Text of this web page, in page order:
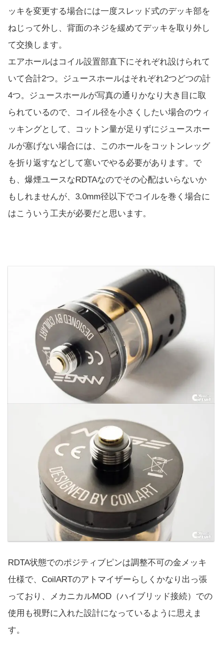
ッキを変更する場合には一度スレッド式のデッキ部を
ねじって外し、背面のネジを緩めてデッキを取り外し
て交換します。
エアホールはコイル設置部直下にそれぞれ設けられて
いて合計2つ。ジュースホールはそれぞれ2つどつの計
4つ。ジュースホールが写真の通りかなり大き目に取
られているので、コイル径を小さくしたい場合のウィ
ッキングとして、コットン量が足りずにジュースホー
ルが塞げない場合には、このホールをコットンレッグ
を折り返すなどして塞いでやる必要があります。で
も、爆煙ユースなRDTAなのでその心配はいらないか
もしれませんが、3.0mm径以下でコイルを巻く場合に
はこういう工夫が必要だと思います。
RDTA状態でのポジティブピンは調整不可の金メッキ
仕様で、CoilARTのアトマイザーらしくかなり出っ張
っており、メカニカルMOD（ハイブリッド接続）での
使用も視野に入れた設計になっているように思えま
す。